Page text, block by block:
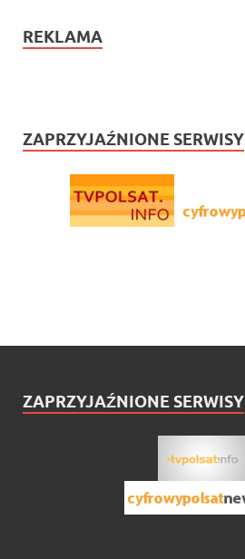
REKLAMA
ZAPRZYJAŹNIONE SERWISY
ZAPRZYJAŹNIONE SERWISY